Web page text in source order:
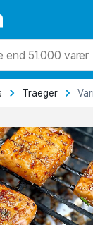
end 51.000 varer
Traeger